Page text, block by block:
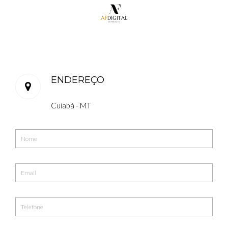
ENDEREÇO
Cuiabá - MT